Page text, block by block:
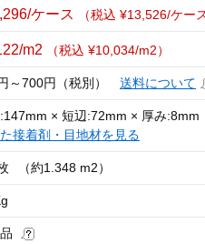
ケース （税込 ¥13,526/ケース
m2 （税込 ¥10,034/m2）
～700円（税別） 送料について
× 短辺:72mm × 厚み:8mm
接着剤・目地材を見る
（約1.348 m2）